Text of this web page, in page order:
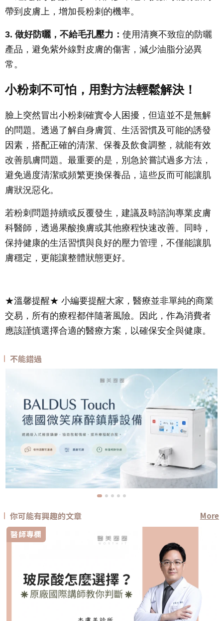
帶到皮膚上，增加長粉刺的機率。
3. 做好防曬，不給毛孔壓力： 使用清爽不致痘的防曬
產品，避免紫外線對皮膚的傷害，減少油脂分泌異
常。
小粉刺不可怕，用對方法輕鬆解決！
臉上突然冒出小粉刺確實令人困擾，但這並不是無解
的問題。透過了解自身膚質、生活習慣及可能的誘發
因素，搭配正確的清潔、保養及飲食調整，就能有效
改善肌膚問題。最重要的是，別急於嘗試過多方法，
避免過度清潔或頻繁更換保養品，這些反而可能讓肌
膚狀況惡化。
若粉刺問題持續或反覆發生，建議及時諮詢專業皮膚
科醫師，透過果酸換膚或其他療程快速改善。同時，
保持健康的生活習慣與良好的壓力管理，不僅能讓肌
膚穩定，更能讓整體狀態更好。
★溫馨提醒★ 小編要提醒大家，醫療並非單純的商業
交易，所有的療程都伴隨著風險。因此，作為消費者
應該謹慎選擇合適的醫療方案，以確保安全與健康。
不能錯過
你可能有興趣的文章
More
醫師專欄